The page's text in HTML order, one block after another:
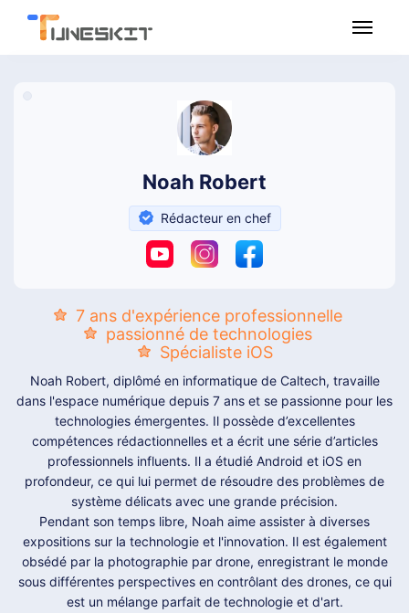
Noah Robert
Rédacteur en chef
7 ans d'expérience professionnelle
passionné de technologies
Spécialiste iOS
Noah Robert, diplômé en informatique de Caltech, travaille
dans l'espace numérique depuis 7 ans et se passionne pour les
technologies émergentes. Il possède d’excellentes
compétences rédactionnelles et a écrit une série d’articles
professionnels influents. Il a étudié Android et iOS en
profondeur, ce qui lui permet de résoudre des problèmes de
système délicats avec une grande précision.
Pendant son temps libre, Noah aime assister à diverses
expositions sur la technologie et l'innovation. Il est également
obsédé par la photographie par drone, enregistrant le monde
sous différentes perspectives en contrôlant des drones, ce qui
est un mélange parfait de technologie et d'art.